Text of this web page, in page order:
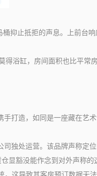
止抵拒的声息。上前台
浴缸，房间面积也比平常
造，如同是一座藏在艺
处运营。该品牌声称定
显豁没能作念到对外声称的
导致其客房预订数据无